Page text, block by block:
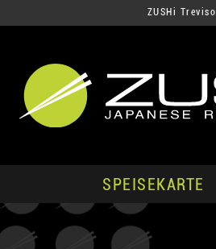
ZUSHi Treviso
SPEISEKARTE